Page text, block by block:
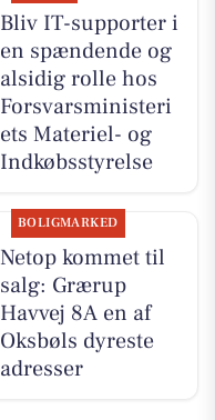
Bliv IT-supporter i
en spændende og
alsidig rolle hos
Forsvarsministeri
ets Materiel- og
Indkøbsstyrelse
BOLIGMARKED
Netop kommet til
salg: Grærup
Havvej 8A en af
Oksbøls dyreste
adresser